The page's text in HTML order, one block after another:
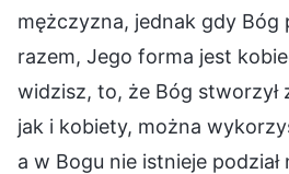
mężczyzna, jednak gdy
razem, Jego forma jest
widzisz, to, że Bóg stworzył
jak i kobiety, można
a w Bogu nie istnieje podział